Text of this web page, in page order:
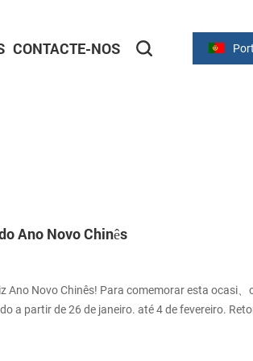
CONTACTE-NOS
Ano Novo Chinês
Ano Novo Chinês! Para comemorar esta ocasi、
a partir de 26 de janeiro. até 4 de fevereiro.
por sua compreens、o e apoio.
da cobra!